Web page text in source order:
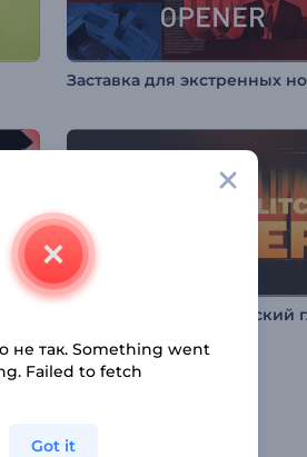
не так. Something went
Failed to fetch
Got it